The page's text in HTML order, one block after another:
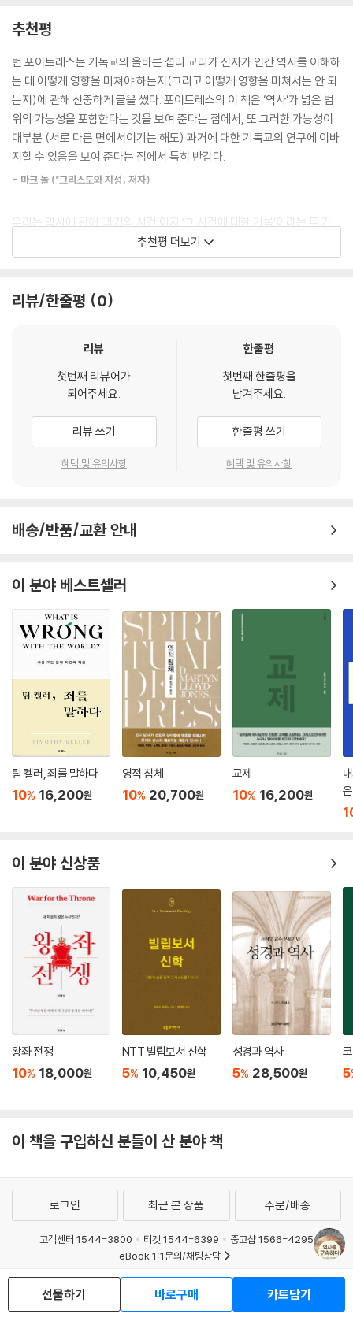
에 영향을 미친다. 그리스도인이 역사를 다루는 방식은 비그리스도인의 방
뒤섞여 있듯이 역사에 관해서도 마찬가지다. 하나님에 대한 반항에 고삐가
없다면, 다른 주제는 물론이고 역사에도 거짓과 기만이 급격히 늘어날 것
이다. 그러나 일반 은혜 덕분에 비그리스도인은 극단으로 치닫지 않는다.
반면 육신에서 비롯된 죄 때문에 그리스도인은 역사에 관해 생각하고 글을
쓸 때 방해받고 타협한다. 여러 동기가 뒤섞이기에 뒤섞인 결과가 나오는
것이다.
--- 「4. 영적 대립: 흑암과 빛」 중에서
어떤 이유로 역사를 올바르게 분석하는 방법이 하나만 있다고 생각하는
가? 한 분 하나님이 존재하신다면, 하나님이 역사에 관한 생각의 궁극적
기준이다. 하지만 만약 우리가 하나님을 저버린다면, 양립할 수 없고 상충
--- 「7. 역사의 원인 이해하기」 중에서
는 역사를 살펴보는 면에서도 인간의 다양성을 조심스레 긍정하는 것이 좋
다고 생각하게 해 준다. 우리는 복음서에서 보이는 그런 다양성을 긍정한
다. 각각의 이야기가 참되며 궁극적으로는 불일치가 없는 이유는 하나님이
렇게 단언할 수 있다면, 고대부터 오늘날까지 성경 밖에서 이루어지는 역
사 분석에 대해서도 이렇게 단언할 수 있을까? 성경에 나오지 않는 역사 분
석에 오류가 있을 수 있다는 단서가 붙기는 하지만, ‘그렇다’고 대답할 수
서구 엘리트 문화의 분위기를 감안할 때, 누군가가 비겁해서 제2원인에 대
을 쓰고 싶다고 양심적으로 결정할 수도 있다. 그 넓은 독자층 중 일부는 하
나님이 제1원인으로 개입하신다는 논의가 나오면 화가 나거나 의혹이 생
길 수도 있다. 어떤 읽을거리에서 종교적, 도덕적 평가가 드러나지 않는다
면 거기에는 세속주의자가 편안하게 여길 만한 면이 있다. 그런 읽을거리
라면 종교적, 도덕적 신념이 각기 다른 사람들이라도 삼천포로 빠지지 않
고 읽을 수 있다. 반면에 신념을 은폐하면 중립성에 대한 거짓된 감각이 생
길 수 있다. 선택하지 않기는 불가능하다. 또한 역사의 의미는 물론, 역사에
담긴 인간의 의미를 어느 정도 폭넓게 인식하지 않는다면 의미 있는 기고
--- 「17. 종교적 ‘중립’에 대한 압박」 중에서
하나님을 섬기는 사람들이 있고 사탄과 짐승을 섬기는 사람들이 있다. 이
쪽 아니면 저쪽인 것이다. 이 양극성이 아담의 타락 이후로 역사에서 시종
그리스도의 의에 싸인 채로, 그리스도를 본받음으로써 의롭게 살아간다.
속이지만(요일 5:19), 그래도 일반 은혜를 받기에 그 은혜 덕분에 지극히
악해지지 못한다.
--- 「18. 요한계시록에 나오는 원칙 적용하기」 중에서
하나님은 진리의 하나님이시므로 진리에 관심이 있으시다. 올바른 답을 지
지하시고 그 답을 성경에서 제시하신다. 다시 말하지만, 이는 역사학자가
순수하게 중립적일 수는 없다는 뜻이다. 역사학자가 교리에 관심이 있다면
어느 한편을 손들기 마련이다. 교리에 관심이 없다면 교리에 관한 명백한
답이 있다는 생각을 반대함으로써 어느 한편을 손드는 것이다. 교리에 관
한 명백한 답변은 인간의 영혼을 마귀, 사망, 죄에서 구원하기 위한 영적 전
역사 속 하나님의 목적에 대한 연구를 일컬어 섭리주의라고 할 수 있다. 섭
이 무엇인지는 어떻게 알 수 있는가? 우리가 하나님의 목적을 알 수 있는
경우는 성경에 기록된 많은 사건에서처럼 하나님이 우리에게 그분의 목적
을 알려 주실 때다. 그러나 성경에 기록되지 않은 사건에 담긴 하나님의 목
적을 묻는다면 이 쟁점은 훨씬 더 논란이 커진다. 양측의 주요 주장을 생각
해 보자.
--- 「23. 섭리주의 평가」 중에서
것이다.
추천합니다!
ㆍ역사에 관심 있는 그리스도인
ㆍ기독교적 방법론에 따른 역사 연구를 고민하는 학생, 연구자
ㆍ성경 역사와 관련해 목회적 적용을 고민하는 사역자
추천평
번 포이트레스는 기독교의 올바른 섭리 교리가 신자가 인간 역사를 이해하
는 데 어떻게 영향을 미쳐야 하는지(그리고 어떻게 영향을 미쳐서는 안 되
는지)에 관해 신중하게 글을 썼다. 포이트레스의 이 책은 ‘역사’가 넓은 범
위의 가능성을 포함한다는 것을 보여 준다는 점에서, 또 그러한 가능성이
대부분 (서로 다른 면에서이기는 해도) 과거에 대한 기독교의 연구에 이바
지할 수 있음을 보여 준다는 점에서 특히 반갑다.
- 마크 놀 (『그리스도와 지성』 저자)
우리는 역사에 관해 ‘과거의 사건’이자 ‘그 사건에 대한 기록’이라는 두 가
지 의미에서 그리스도인답게 생각할 수 있는가? 번 포이트레스는 우리가
그렇게 할 수 있다고 단언하고, 신자가 과거를 어떻게 이해해야 하는지, 또
에서 모색한다. 포이트레스는 이 두 가지의 중심에 하나님을 놓는다.
에 대한 자신의 통찰력 있는 분석을 이어 간다. 이전 저작과의 논리적 연속
선상에서, 포이트레스는 역사가 왜 중요한지, 성경 역사든 세속 역사든 역
사를 하나님에게 영광을 돌리는 태도로 읽는 데 무엇이 가장 좋은 방법인
지를 다룬다. 저자는 매우 높은 수준의 사고와 의사소통 능력을 갖추고 있
지만, 이 몹시 마음에 드는 책에서는 그저 독자의 손을 잡고서 역사 분석의
다. 그러한 통찰이 실용적 원칙과 어우러져서 우리가 각자 삶에서 일어난
포이트레스는 역사에 관한 우리의 사고를 새롭게 하는 것을 논의하면서 광
범위한 관련 주제를 칼뱅이 부러워할 정도로 간단명료하게 다룬다. 저자는
일반 은혜를 의미, 사건, 사람들에게 적용할 때 일반 은혜와 그 정반대 개념
사이에서 적절한 균형을 딱 유지하면서, (마르크스주의와 논리 실증주의
같은) 환원주의적 접근법 일체에 대해 반대 주장을 펼치고 성경의 통일성
과 다양성과 유일성, 섭리, 우리 이해력의 한계와 같은 문제를 넓게 다룬다.
또한 역사 집필에서 종교적 입장을 피할 수 없음을 보여 주고 역사를 진정
성경적 관점으로 집필하라고 강권하면서, 가장 다채롭고 짜임새가 좋은 역
사 기록이 나올 다각적 접근법을 주장한다. 그러한 접근법은 하나님의 섭
리를 인정하는 동시에 우리는 피조물이므로 하나님이 주관하시는 역사의
의미를 파악하는 데 한계가 있음을 기억하게 한다.
dge 저자)
추천평 더보기
리뷰/한줄평 0
리뷰
첫번째 리뷰어가
되어주세요.
리뷰 쓰기
혜택 및 유의사항
한줄평
첫번째 한줄평을
남겨주세요.
한줄평 쓰기
혜택 및 유의사항
배송/반품/교환 안내
이 분야 베스트셀러
팀 켈러, 죄를 말하다
10% 16,200원
영적 침체
10% 20,700원
교제
10% 16,200원
이 분야 신상품
왕좌 전쟁
10% 18,000원
NTT 빌립보서 신학
5% 10,450원
성경과 역사
5% 28,500원 5
이 책을 구입하신 분들이 산 분야 책
선물하기 바로구매 카트담기
로그인 최근 본 상품 주문/배송
고객센터 1544-3800 티켓 1544-6399
중고샵 1566-4295
eBook 1:1문의/채팅상담
예스이십사(주) 사업자 정보
이용약관
개인정보처리방침
청소년보호정책